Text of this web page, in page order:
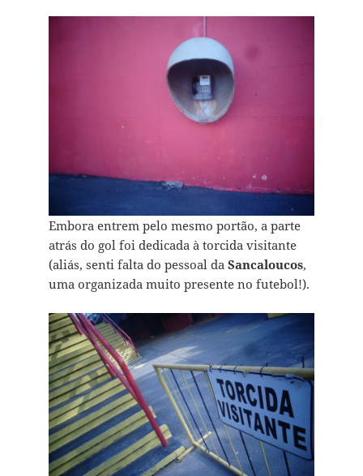
Embora entrem pelo mesmo portão, a parte
atrás do gol foi dedicada à torcida visitante
(aliás, senti falta do pessoal da Sancaloucos,
uma organizada muito presente no futebol!).